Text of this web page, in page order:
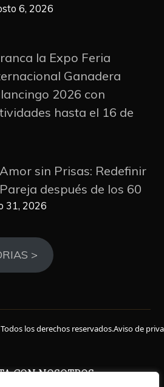
6, 2026
la Expo Feria
Ganadera
2026 con
hasta el 16 de
sin Prisas: Redefinir
después de los 60
31, 2026
>
Todos los derechos reservados.Aviso de
CON NOSOTROS